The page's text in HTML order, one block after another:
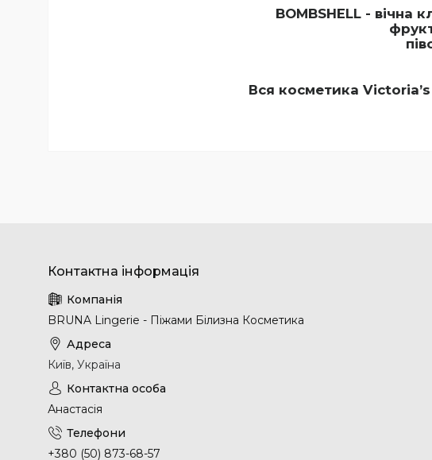
BOMBSHELL - вічна
Вся косметика
BRUNA Lingerie - Піжами Білизна Косметика
Київ, Україна
Анастасія
+380 (50) 873-68-57